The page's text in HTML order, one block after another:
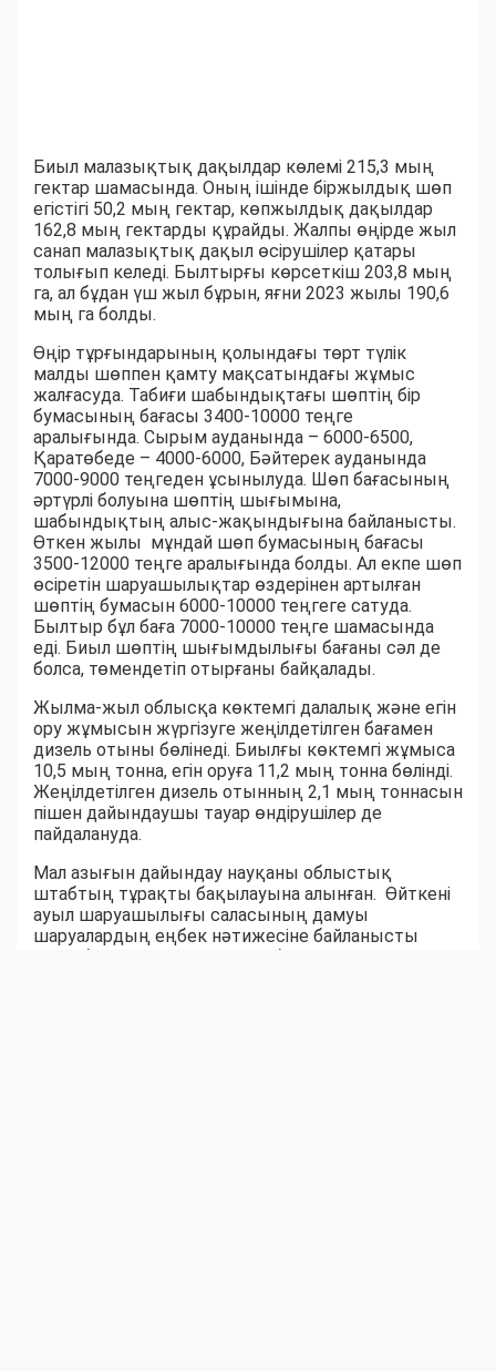
Биыл малазықтық дақылдар көлемі 215,3 мың
гектар шамасында. Оның ішінде біржылдық шөп
егістігі 50,2 мың гектар, көпжылдық дақылдар
162,8 мың гектарды құрайды. Жалпы өңірде жыл
санап малазықтық дақыл өсірушілер қатары
толығып келеді. Былтырғы көрсеткіш 203,8 мың
га, ал бұдан үш жыл бұрын, яғни 2023 жылы 190,6
мың га болды.
Өңір тұрғындарының қолындағы төрт түлік
малды шөппен қамту мақсатындағы жұмыс
жалғасуда. Табиғи шабындықтағы шөптің бір
бумасының бағасы 3400-10000 теңге
аралығында. Сырым ауданында – 6000-6500,
Қаратөбеде – 4000-6000, Бәйтерек ауданында
7000-9000 теңгеден ұсынылуда. Шөп бағасының
әртүрлі болуына шөптің шығымына,
шабындықтың алыс-жақындығына байланысты.
Өткен жылы мұндай шөп бумасының бағасы
3500-12000 теңге аралығында болды. Ал екпе шөп
өсіретін шаруашылықтар өздерінен артылған
шөптің бумасын 6000-10000 теңгеге сатуда.
Былтыр бұл баға 7000-10000 теңге шамасында
еді. Биыл шөптің шығымдылығы бағаны сәл де
болса, төмендетіп отырғаны байқалады.
Жылма-жыл облысқа көктемгі далалық және егін
ору жұмысын жүргізуге жеңілдетілген бағамен
дизель отыны бөлінеді. Биылғы көктемгі жұмыса
10,5 мың тонна, егін оруға 11,2 мың тонна бөлінді.
Жеңілдетілген дизель отынның 2,1 мың тоннасын
пішен дайындаушы тауар өндірушілер де
пайдалануда.
Мал азығын дайындау науқаны облыстық
штабтың тұрақты бақылауына алынған. Өйткені
ауыл шаруашылығы саласының дамуы
шаруалардың еңбек нәтижесіне байланысты